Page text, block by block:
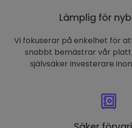
Lämplig för
Vi fokuserar på enkelhet för
snabbt bemästrar vår
självsäker investerare